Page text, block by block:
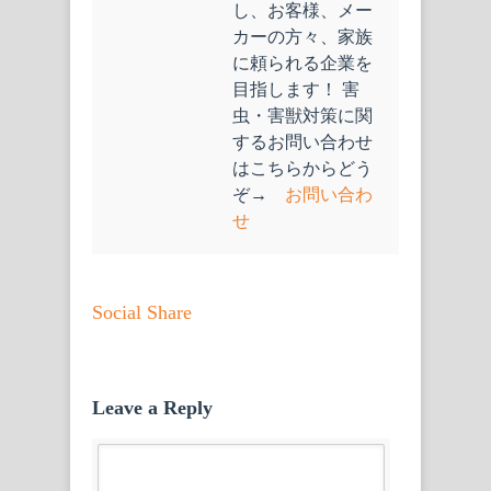
し、お客様、メー
カーの方々、家族
に頼られる企業を
目指します！ 害
虫・害獣対策に関
するお問い合わせ
はこちらからどう
ぞ→ お問い合わ
せ
Social Share
Leave a Reply